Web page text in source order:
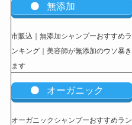
無添加
市販込｜無添加シャンプーおすすめラ
ンキング｜美容師が無添加のウソ暴き
ます
オーガニック
オーガニックシャンプーおすすめラン